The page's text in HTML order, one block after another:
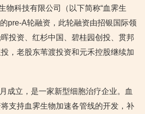
物科技有限公司（以下简称“血霁生
pre-A轮融资，此轮融资由招银国际领
投资、红杉中国、碧桂园创投、贯邦
，老股东苇渡投资和元禾控股继续加
成立，是一家新型细胞治疗企业。血
支持血霁生物加速各管线的开发，补